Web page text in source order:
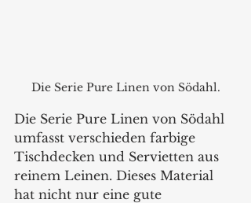
Die Serie Pure Linen von Södahl.
Die Serie Pure Linen von Södahl
umfasst verschieden farbige
Tischdecken und Servietten aus
reinem Leinen. Dieses Material
hat nicht nur eine gute